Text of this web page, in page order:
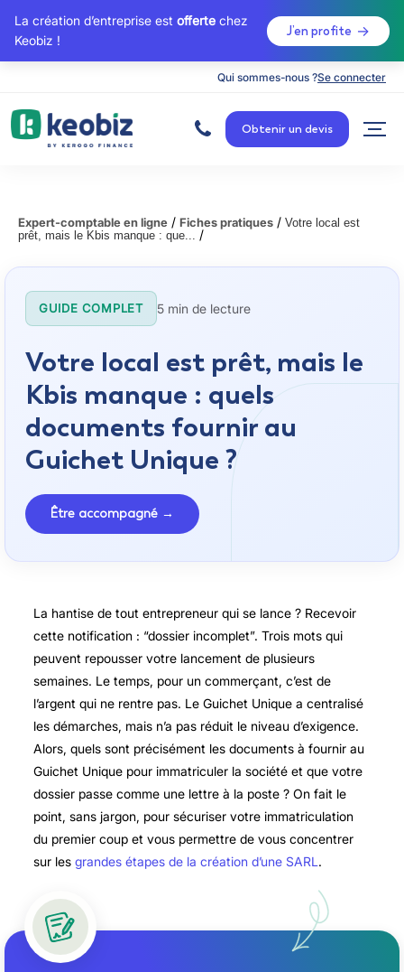
La création d’entreprise est offerte chez
Keobiz !
J’en profite
Qui sommes-nous ?Se connecter
c
c
u
Obtenir un devis
Expert-comptable en ligne / Fiches pratiques / Votre local est
prêt, mais le Kbis manque : que... /
GUIDE COMPLET 5 min de lecture
Votre local est prêt, mais le
Kbis manque : quels
documents fournir au
Guichet Unique ?
Être accompagné →
La hantise de tout entrepreneur qui se lance ? Recevoir
cette notification : “dossier incomplet”. Trois mots qui
peuvent repousser votre lancement de plusieurs
semaines. Le temps, pour un commerçant, c’est de
l’argent qui ne rentre pas. Le Guichet Unique a centralisé
les démarches, mais n’a pas réduit le niveau d’exigence.
Alors, quels sont précisément les documents à fournir au
Guichet Unique pour immatriculer la société et que votre
dossier passe comme une lettre à la poste ? On fait le
point, sans jargon, pour sécuriser votre immatriculation
du premier coup et vous permettre de vous concentrer
sur les grandes étapes de la création d’une SARL.